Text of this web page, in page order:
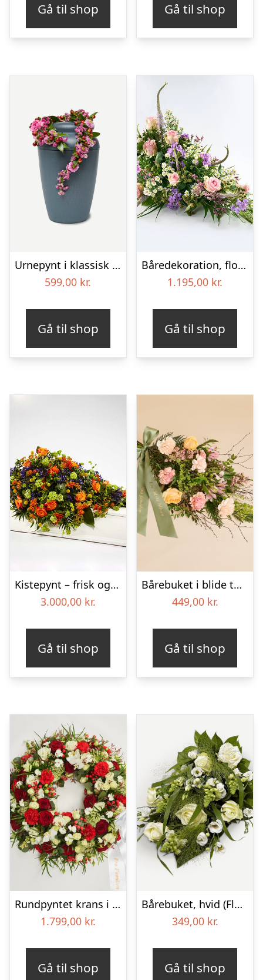
Gå til shop Gå til shop
Urnepynt i klassisk stil – pink
599,00 kr.
Gå til shop
Båredekoration, floristens valg – Blomster til begravelse
1.195,00 kr.
Gå til shop
Kistepynt – frisk og fyldig – Blomster til begravelse
3.000,00 kr.
Gå til shop
Bårebuket i blide toner med bånd
449,00 kr.
Gå til shop
Rundpyntet krans i klassisk stil med bånd
1.799,00 kr.
Gå til shop
Bårebuket, hvid (Floristens kreative valg)
349,00 kr.
Gå til shop